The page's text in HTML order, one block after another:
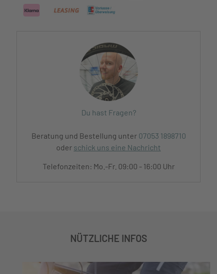
Du hast Fragen?
Beratung und Bestellung unter 07053 1898710
oder schick uns eine Nachricht
Telefonzeiten: Mo.-Fr. 09:00 - 16:00 Uhr
NÜTZLICHE INFOS